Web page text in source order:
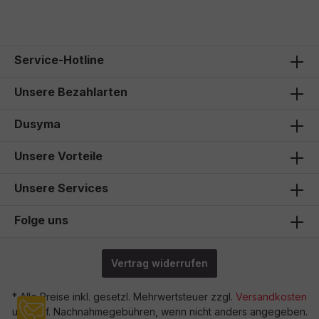
Service-Hotline
Unsere Bezahlarten
Dusyma
Unsere Vorteile
Unsere Services
Folge uns
Vertrag widerrufen
* Alle Preise inkl. gesetzl. Mehrwertsteuer zzgl. Versandkosten
und ggf. Nachnahmegebühren, wenn nicht anders angegeben.